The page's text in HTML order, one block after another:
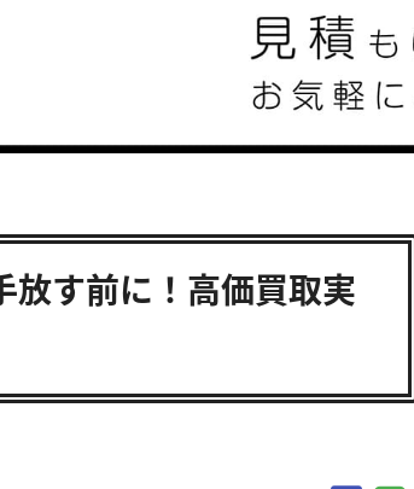
す前に！高価買取実